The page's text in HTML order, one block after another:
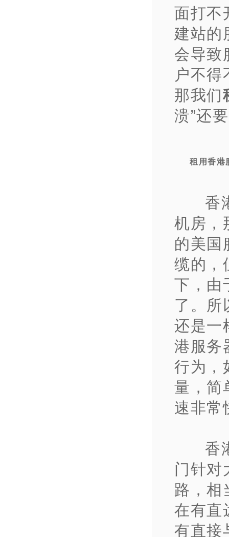
面打不
建站的
会导致
户不得
那我们
溃”还
租用香港
香
机房，
的美国
缆的，
下，由
了。所
还是一
港服务
行为，
量，简
速非常
香
门针对
路，相
在有直
有直接